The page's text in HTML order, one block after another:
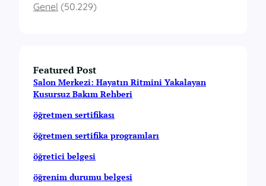
Genel (50.229)
Featured Post
Salon Merkezi: Hayatın Ritmini Yakalayan
Kusursuz Bakım Rehberi
öğretmen sertifikası
öğretmen sertifika programları
öğretici belgesi
öğrenim durumu belgesi